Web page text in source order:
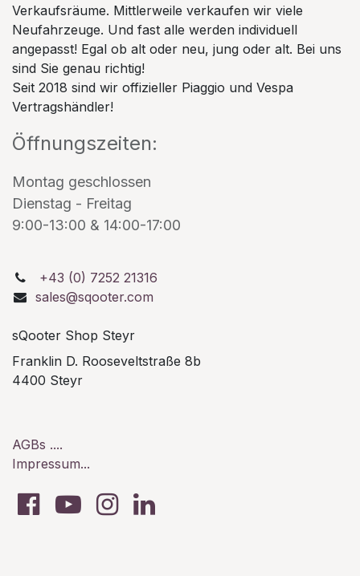
Verkaufsräume. Mittlerweile verkaufen wir viele
Neufahrzeuge. Und fast alle werden individuell
angepasst! Egal ob alt oder neu, jung oder alt. Bei uns
sind Sie genau richtig!
Seit 2018 sind wir offizieller Piaggio und Vespa
Vertragshändler!
Öffnungszeiten:
Montag geschlossen
Dienstag - Freitag
9:00-13:00 & 14:00-17:00
+43 (0) 7252 21316
sales@sqooter.com
sQooter Shop Steyr
Franklin D. Rooseveltstraße 8b
4400 Steyr
AGBs ....
Impressum...